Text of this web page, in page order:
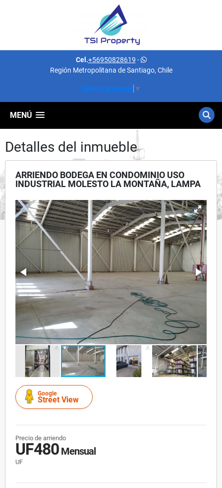
Cel.+56950828619 -
Región Metropolitana de Santiago, Chile
Select Language ▼
MENÚ
Detalles del inmueble
ARRIENDO BODEGA EN CONDOMINIO USO
INDUSTRIAL MOLESTO LA MONTAÑA, LAMPA
Google
Street View
Precio de arriendo
UF480 Mensual
UF